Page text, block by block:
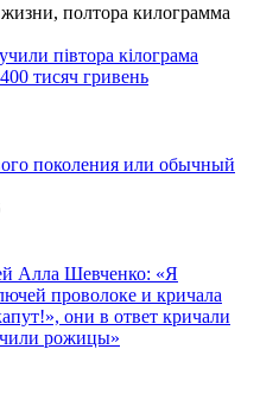
полтора килограмма
півтора кілограма
тисяч гривень
поколения или обычный
Алла Шевченко: «Я
проволоке и кричала
они в ответ кричали
рожицы»